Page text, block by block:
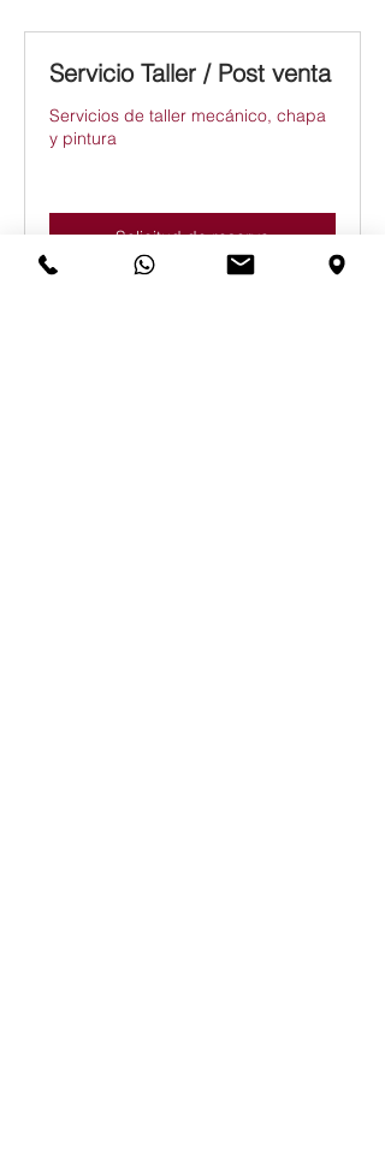
Servicio Taller / Post venta
Servicios de taller mecánico, chapa
y pintura
Solicitud de reserva